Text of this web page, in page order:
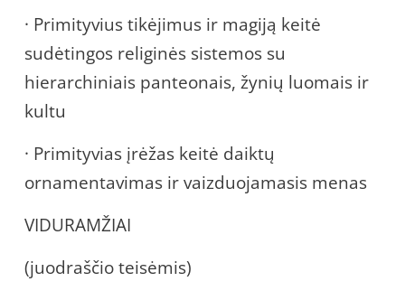
· Primityvius tikėjimus ir magiją keitė
sudėtingos religinės sistemos su
hierarchiniais panteonais, žynių luomais ir
kultu
· Primityvias įrėžas keitė daiktų
ornamentavimas ir vaizduojamasis menas
VIDURAMŽIAI
(juodraščio teisėmis)